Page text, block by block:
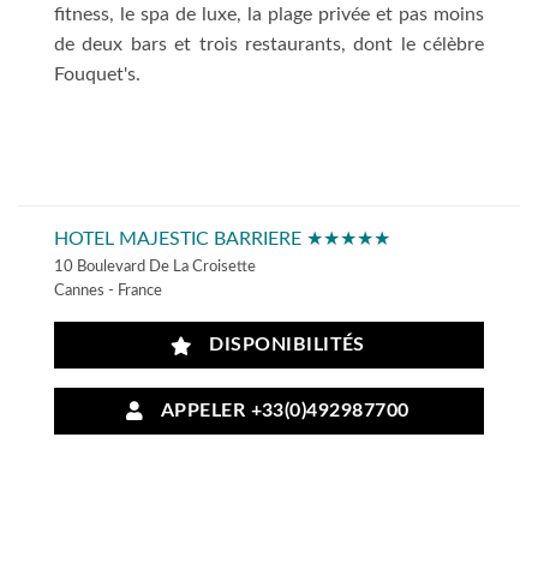
fitness, le spa de luxe, la plage privée et pas moins
de deux bars et trois restaurants, dont le célèbre
Fouquet's.
HOTEL MAJESTIC BARRIERE ★★★★★
10 Boulevard De La Croisette
Cannes - France
DISPONIBILITÉS
APPELER +33(0)492987700